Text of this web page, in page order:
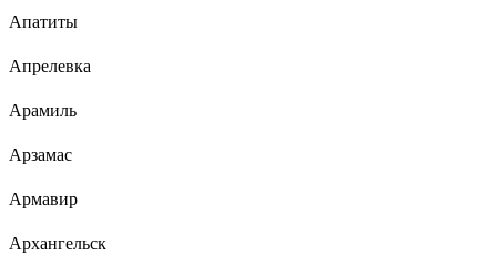
Апатиты
Апрелевка
Арамиль
Арзамас
Армавир
Архангельск